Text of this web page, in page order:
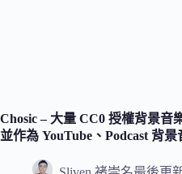
Chosic – 大量 CC0 授權背景音
並作為 YouTube、Podcast 背景